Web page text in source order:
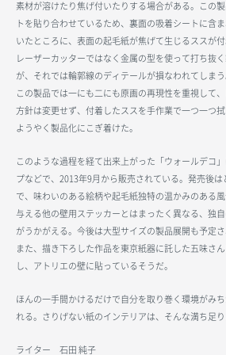
素材が溶けたり焦げ付いたりする場合がある。この
トを貼り合わせているため、裏面の吸着シートに含
いたところに、表面の起毛紙が焦げて生じるススが
レーザーカッターではなく金属の型を使って打ち抜
が、それでは輪郭線のディテールが損なわれてしまう
この製品では一にも二にも原画の再現性を重視して
方針は変更せず、付着したススを手作業で一つ一つ
ようやく製品化にこぎ着けた。
このような過程を経て出来上がった「ウォールデコ
プなどで、2013年9月から販売されている。発売後
で、味わいのある絵柄や起毛紙独特の温かみのある
与える他の壁用ステッカーとはまったく異なる、独
がうかがえる。今後は大型サイズの製品展開も予定さ
また、描き下ろした作品を東京紙器に託した五味さ
し、アトリエの壁に貼っているそうだ。
ほんの一手間かけるだけで自分を取り巻く環境がみ
れる。さりげない紙のインテリアは、そんな満ち足
ライター 石田 純子